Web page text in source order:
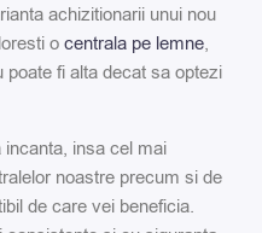
achizitionarii unui nou
ocentrala pe lemne,
fi alta decat sa optezi
insa cel mai
noastre precum si de
de care vei beneficia.